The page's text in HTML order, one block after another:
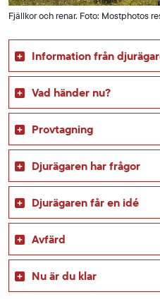
Fjällkor och renar. Foto: Mostphotos
Information från
Vad händer nu?
Provtagning
Djurägaren har frågor
Djurägaren får en idé
Avfärd
Nu är du klar